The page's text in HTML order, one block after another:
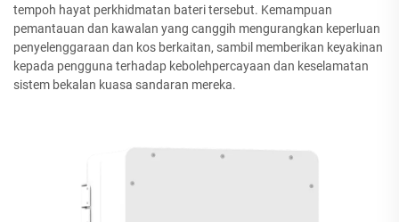
tempoh hayat perkhidmatan bateri tersebut. Kemampuan
pemantauan dan kawalan yang canggih mengurangkan keperluan
penyelenggaraan dan kos berkaitan, sambil memberikan keyakinan
kepada pengguna terhadap kebolehpercayaan dan keselamatan
sistem bekalan kuasa sandaran mereka.